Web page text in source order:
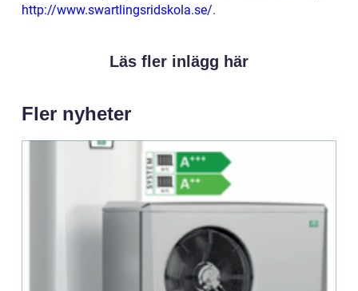
http://www.swartlingsridskola.se/.
Läs fler inlägg här
Fler nyheter